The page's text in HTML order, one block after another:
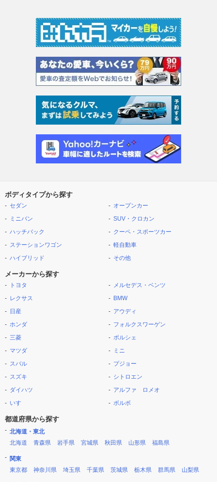
ボディタイプから探す
セダン
ミニバン
ハッチバック
ステーションワゴン
ハイブリッド
オープンカー
SUV・クロカン
クーペ・スポーツカー
軽自動車
その他
メーカーから探す
トヨタ
レクサス
日産
ホンダ
三菱
マツダ
スバル
スズキ
ダイハツ
いすゞ
メルセデス・ベンツ
BMW
アウディ
フォルクスワーゲン
ポルシェ
ミニ
プジョー
シトロエン
アルファ ロメオ
ボルボ
都道府県から探す
北海道・東北
北海道
青森県 岩手県 宮城県 秋田県 山形県 福島県
関東
東京都
神奈川県 埼玉県 千葉県 茨城県 栃木県 群馬県 山梨県